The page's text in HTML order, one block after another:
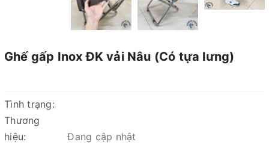
Ghế gấp Inox ĐK vải Nâu (Có tựa lưng)
Tình trạng:
Thương
hiệu:
Đang cập nhật